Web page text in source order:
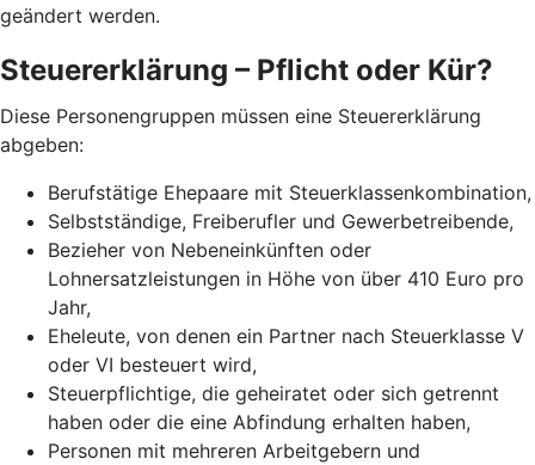
geändert werden.
Steuererklärung – Pflicht oder Kür?
Diese Personengruppen müssen eine Steuererklärung
abgeben:
Berufstätige Ehepaare mit Steuerklassenkombination,
Selbstständige, Freiberufler und Gewerbetreibende,
Bezieher von Nebeneinkünften oder
Lohnersatzleistungen in Höhe von über 410 Euro pro
Jahr,
Eheleute, von denen ein Partner nach Steuerklasse V
oder VI besteuert wird,
Steuerpflichtige, die geheiratet oder sich getrennt
haben oder die eine Abfindung erhalten haben,
Personen mit mehreren Arbeitgebern und